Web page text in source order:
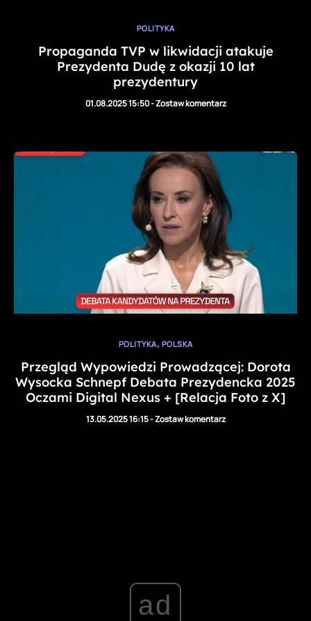
POLITYKA
Propaganda TVP w likwidacji atakuje
Prezydenta Dudę z okazji 10 lat
prezydentury
01.08.2025 15:50-Zostaw komentarz
POLITYKA, POLSKA
Przegląd Wypowiedzi Prowadzącej: Dorota
Wysocka Schnepf Debata Prezydencka 2025
Oczami Digital Nexus + [Relacja Foto z X]
13.05.2025 16:15-Zostaw komentarz
ad